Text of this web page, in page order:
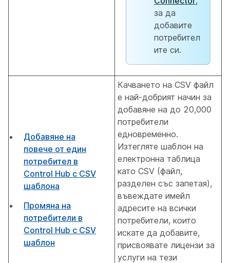
за да
добавите
потребител
ите си.
Добавяне на
повече от един
потребител в
Control Hub с CSV
шаблона
Промяна на
потребители в
Control Hub с CSV
шаблон
Качването на CSV файл
е най-добрият начин за
добавяне на до 20,000
потребители
едновременно.
Изтегляте шаблон на
електронна таблица
като CSV (файл,
разделен със запетая),
въвеждате имейл
адресите на всички
потребители, които
искате да добавите,
присвоявате лицензи за
услуги на тези